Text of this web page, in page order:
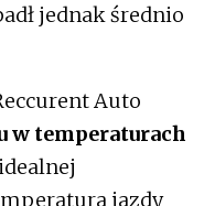
jednak średnio
Auto
w temperaturach
jazdy